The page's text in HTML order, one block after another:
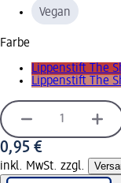
Vegan
Farbe
Lippenstift The
Lippenstift The
0,95 €
inkl. MwSt. zzgl.